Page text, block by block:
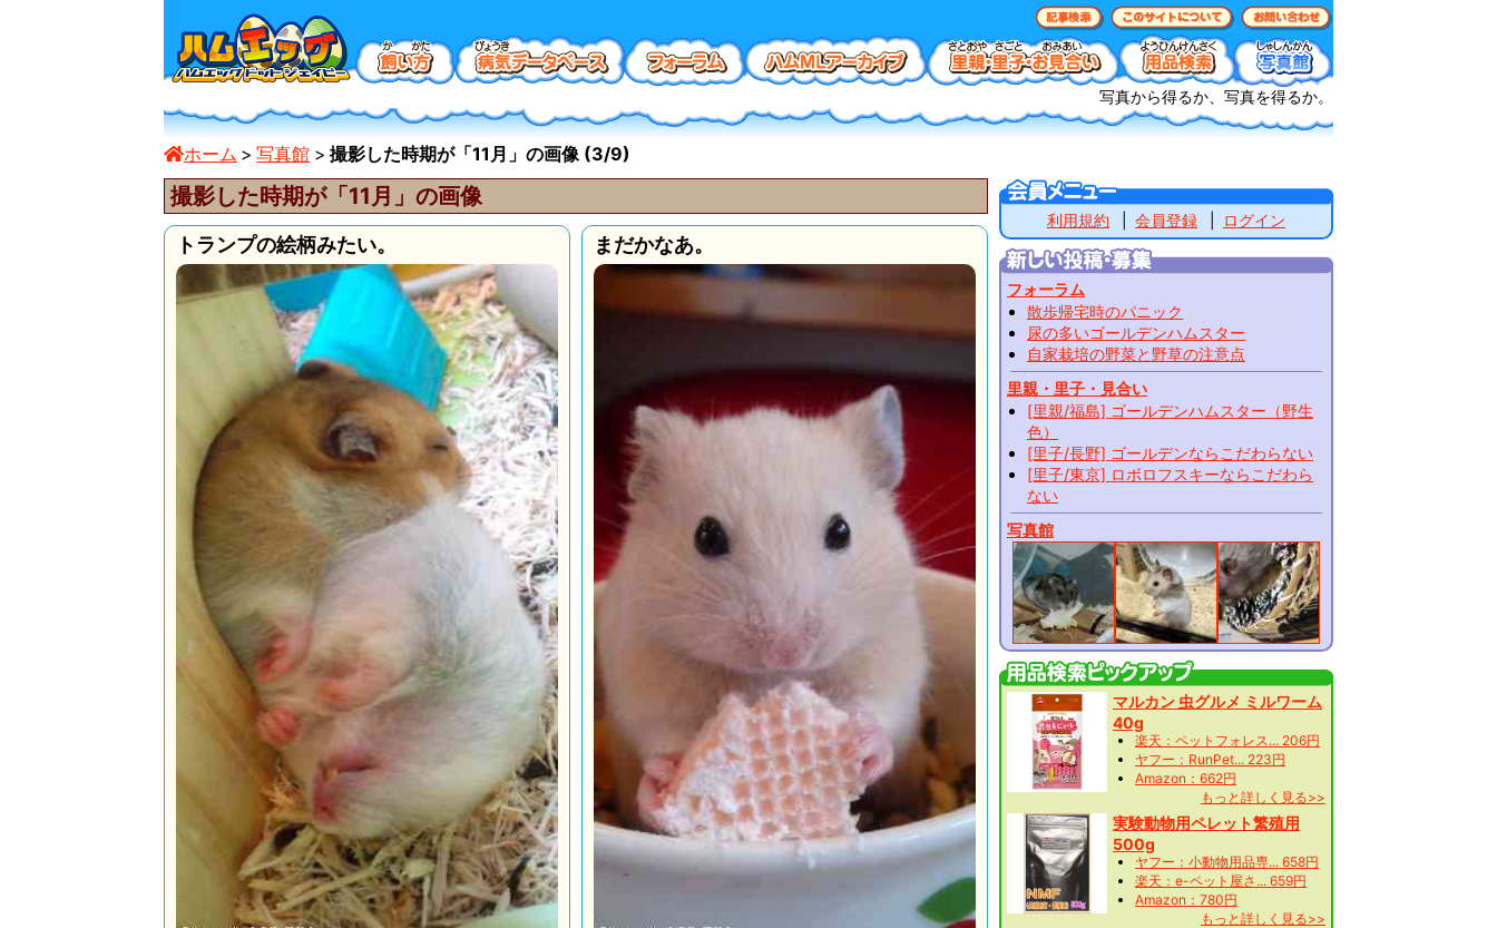
写真から得るか、写真を得るか。
ホーム 写真館 撮影した時期が「11月」の画像 (3/9)
撮影した時期が「11月」の画像
トランプの絵柄みたい。 まだかなあ。
利用規約 会員登録 ログイン
フォーラム
散歩帰宅時のパニック
尿の多いゴールデンハムスター
自家栽培の野菜と野草の注意点
里親・里子・見合い
[里親/福島] ゴールデンハムスター（野生
色）
[里子/長野] ゴールデンならこだわらない
[里子/東京] ロボロフスキーならこだわら
ない
写真館
マルカン 虫グルメ ミルワーム
40g
楽天：ペットフォレス... 206円
ヤフー：RunPet... 223円
Amazon：662円
もっと詳しく見る>>
実験動物用ペレット繁殖用
500g
ヤフー：小動物用品専... 658円
楽天：e-ペット屋さ... 659円
Amazon：780円
もっと詳しく見る>>